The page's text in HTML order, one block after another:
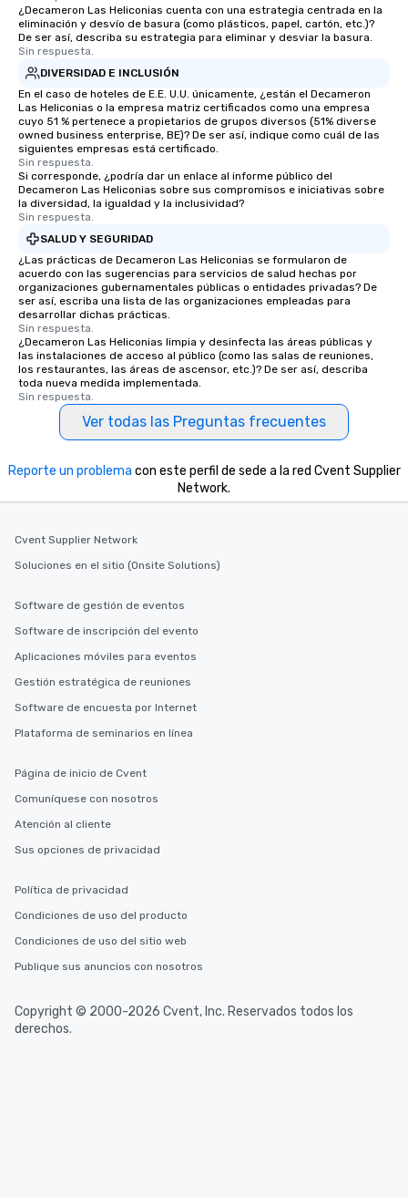
¿Decameron Las Heliconias cuenta con una estrategia centrada en la
eliminación y desvío de basura (como plásticos, papel, cartón, etc.)?
De ser así, describa su estrategia para eliminar y desviar la basura.
Sin respuesta.
DIVERSIDAD E INCLUSIÓN
En el caso de hoteles de E.E. U.U. únicamente, ¿están el Decameron
Las Heliconias o la empresa matriz certificados como una empresa
cuyo 51 % pertenece a propietarios de grupos diversos (51% diverse
owned business enterprise, BE)? De ser así, indique como cuál de las
siguientes empresas está certificado.
Sin respuesta.
Si corresponde, ¿podría dar un enlace al informe público del
Decameron Las Heliconias sobre sus compromisos e iniciativas sobre
la diversidad, la igualdad y la inclusividad?
Sin respuesta.
SALUD Y SEGURIDAD
¿Las prácticas de Decameron Las Heliconias se formularon de
acuerdo con las sugerencias para servicios de salud hechas por
organizaciones gubernamentales públicas o entidades privadas? De
ser así, escriba una lista de las organizaciones empleadas para
desarrollar dichas prácticas.
Sin respuesta.
¿Decameron Las Heliconias limpia y desinfecta las áreas públicas y
las instalaciones de acceso al público (como las salas de reuniones,
los restaurantes, las áreas de ascensor, etc.)? De ser así, describa
toda nueva medida implementada.
Sin respuesta.
Ver todas las Preguntas frecuentes
Reporte un problema con este perfil de sede a la red Cvent Supplier
Network.
Cvent Supplier Network
Soluciones en el sitio (Onsite Solutions)
Software de gestión de eventos
Software de inscripción del evento
Aplicaciones móviles para eventos
Gestión estratégica de reuniones
Software de encuesta por Internet
Plataforma de seminarios en línea
Página de inicio de Cvent
Comuníquese con nosotros
Atención al cliente
Sus opciones de privacidad
Política de privacidad
Condiciones de uso del producto
Condiciones de uso del sitio web
Publique sus anuncios con nosotros
Copyright © 2000-2026 Cvent, Inc. Reservados todos los
derechos.